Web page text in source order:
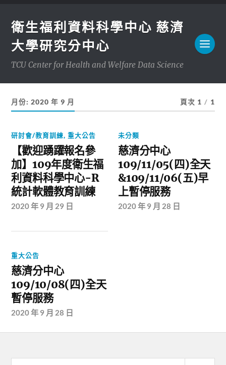
衛生福利資料科學中心 慈濟
大學研究分中心
TCU Center for Health and Welfare Data Science
月份:2020 年 9 月 頁次 1 / 1
研討會/教育訓練,重大公告
【歡迎踴躍報名參
加】109年度衛生福
利資料科學中心-R
統計軟體教育訓練
2020 年 9 月 29 日
未分類
慈濟分中心
109/11/05(四)全天
&109/11/06(五)早
上暫停服務
2020 年 9 月 28 日
重大公告
慈濟分中心
109/10/08(四)全天
暫停服務
2020 年 9 月 28 日